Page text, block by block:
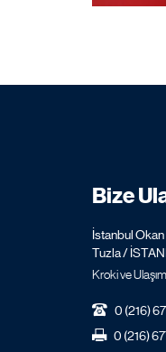
Bize
İstanbul
Tuzla /
Kroki ve Ulaşım
0 (216)
0 (216)